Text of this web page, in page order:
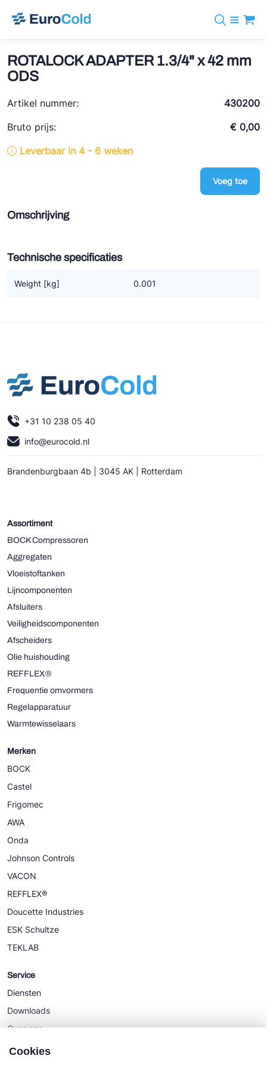
info@eurocold.nl
Merken
BOCK
REFFLEX®
Doucette Industries
Koudemiddelen
Diensten
Nieuws
Over ons
ROTALOCK ADAPTER 1.3/4" x 42 mm
ODS
Artikel nummer:
430200
Bruto prijs:
€ 0,00
Leverbaar in 4 - 6 weken
Voeg toe
Omschrijving
Technische specificaties
Weight [kg] 0.001
+31 10 238 05 40
info@eurocold.nl
Brandenburgbaan 4b | 3045 AK | Rotterdam
Assortiment
BOCK Compressoren
Aggregaten
Vloeistoftanken
Lijncomponenten
Afsluiters
Veiligheidscomponenten
Afscheiders
Olie huishouding
REFFLEX®
Frequentie omvormers
Regelapparatuur
Warmtewisselaars
Merken
BOCK
Castel
Frigomec
AWA
Onda
Johnson Controls
VACON
REFFLEX®
Doucette Industries
ESK Schultze
TEKLAB
Service
Diensten
Downloads
Over ons
Nieuws
Cookies